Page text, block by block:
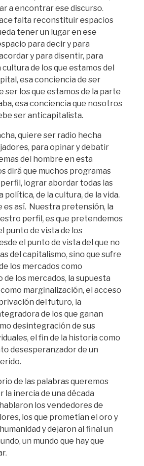
a encontrar ese discurso.
falta reconstituir espacios
tener un lugar en ese
para decir y para
y para disentir, para
de los que estamos del
esa conciencia de ser
ser los que estamos de la parte
esa conciencia que nosotros
ser anticapitalista.
quiere ser radio hecha
para opinar y debatir
del hombre en esta
dirá que muchos programas
lograr abordar todas las
política, de la cultura, de la vida.
es así. Nuestra pretensión, la
perfil, es que pretendemos
punto de vista de los
el punto de vista del que no
del capitalismo, sino que sufre
los mercados como
los mercados, la supuesta
marginalización, el acceso
del futuro, la
de los que ganan
desintegración de sus
el fin de la historia como
desesperanzador de un
de las palabras queremos
la inercia de una década
los vendedores de
los que prometían el oro y
y dejaron al final un
un mundo que hay que